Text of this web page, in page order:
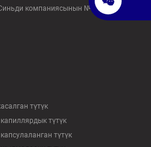
компаниясынын №2 цехи)
түтүк
түтүк
түтүк